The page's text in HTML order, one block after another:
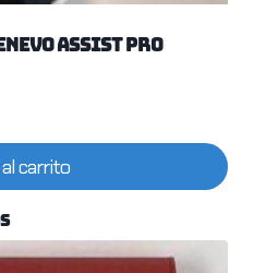
Assist Pro
carrito